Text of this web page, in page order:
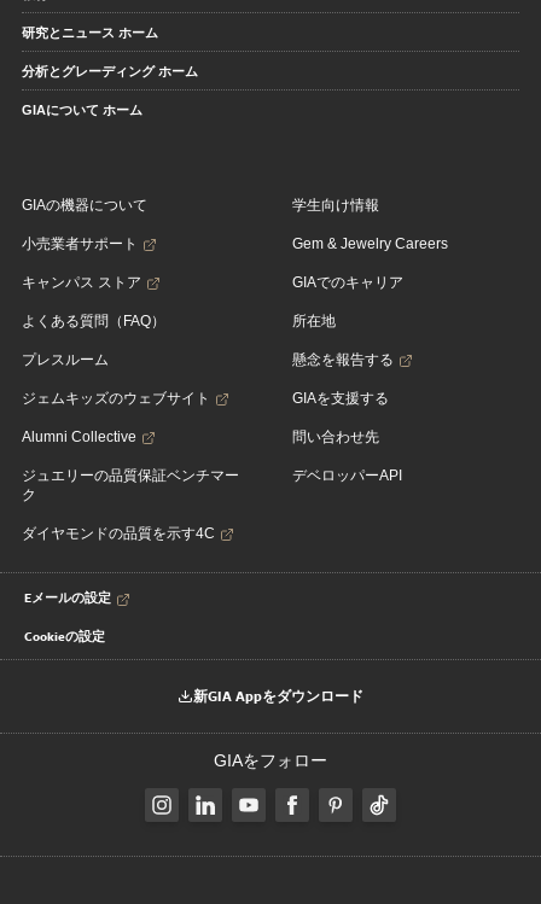
研究とニュース ホーム
分析とグレーディング ホーム
GIAについて ホーム
GIAの機器について
小売業者サポート
キャンパス ストア
よくある質問（FAQ）
プレスルーム
ジェムキッズのウェブサイト
Alumni Collective
ジュエリーの品質保証ベンチマー
ク
ダイヤモンドの品質を示す4C
学生向け情報
Gem & Jewelry Careers
GIAでのキャリア
所在地
懸念を報告する
GIAを支援する
問い合わせ先
デベロッパーAPI
Eメールの設定
Cookieの設定
新GIA Appをダウンロード
GIAをフォロー